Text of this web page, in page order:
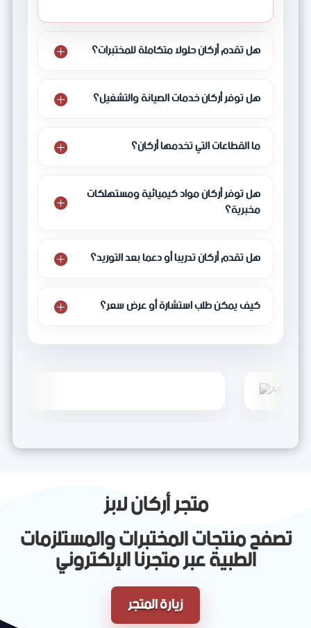
هل تقدم أركان حلولا متكاملة للمختبرات؟
هل توفر أركان خدمات الصيانة والتشغيل؟
ما القطاعات التي تخدمها أركان؟
هل توفر أركان مواد كيميائية ومستهلكات
مخبرية؟
هل تقدم أركان تدريبا أو دعما بعد التوريد؟
كيف يمكن طلب استشارة أو عرض سعر؟
متجر أركان لابز
تصفح منتجات المختبرات والمستلزمات
الطبية عبر متجرنا الإلكتروني
زيارة المتجر